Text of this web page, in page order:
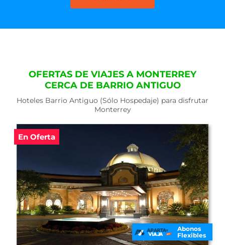
OFERTAS DE VIAJES A MONTERREY
CERCA DE BARRIO ANTIGUO
Hoteles Barrio Antiguo (Sólo Hospedaje) para disfrutar
Monterrey
En Oferta
Abonos
Flexibles